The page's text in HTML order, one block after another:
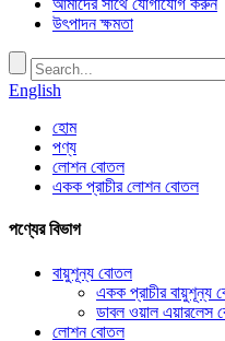
আমাদের সাথে যোগাযোগ করুন
উৎপাদন ক্ষমতা
English
হোম
পণ্য
লোশন বোতল
একক প্রাচীর লোশন বোতল
পণ্যের বিভাগ
বায়ুশূন্য বোতল
একক প্রাচীর বায়ুশূন্য
ডাবল ওয়াল এয়ারলেস
লোশন বোতল